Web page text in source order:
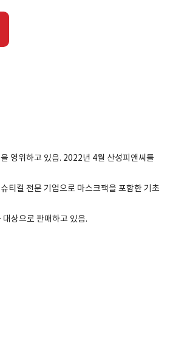
영위하고 있음. 2022년 4월 산성피앤씨를
티컬 전문 기업으로 마스크팩을 포함한 기초
상으로 판매하고 있음.